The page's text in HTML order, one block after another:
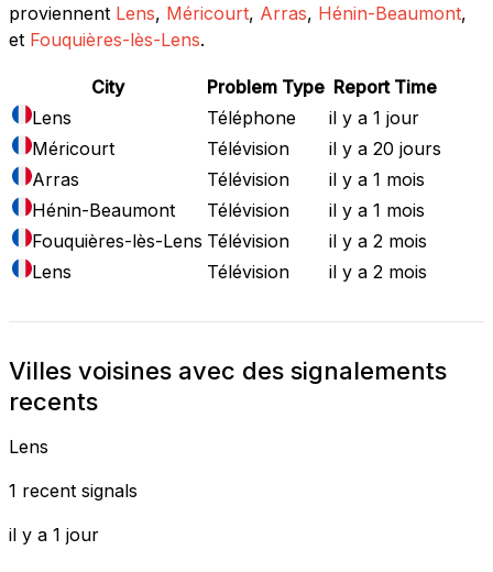
proviennent Lens, Méricourt, Arras, Hénin-Beaumont,
et Fouquières-lès-Lens.
City Problem Type Report Time
Lens
Téléphone
il y a 1 jour
Méricourt
Télévision
il y a 20 jours
Arras
Télévision
il y a 1 mois
Hénin-Beaumont
Télévision
il y a 1 mois
Fouquières-lès-Lens Télévision
il y a 2 mois
Lens
Télévision il y a 2 mois
Villes voisines avec des signalements
recents
Lens
1 recent signals
il y a 1 jour